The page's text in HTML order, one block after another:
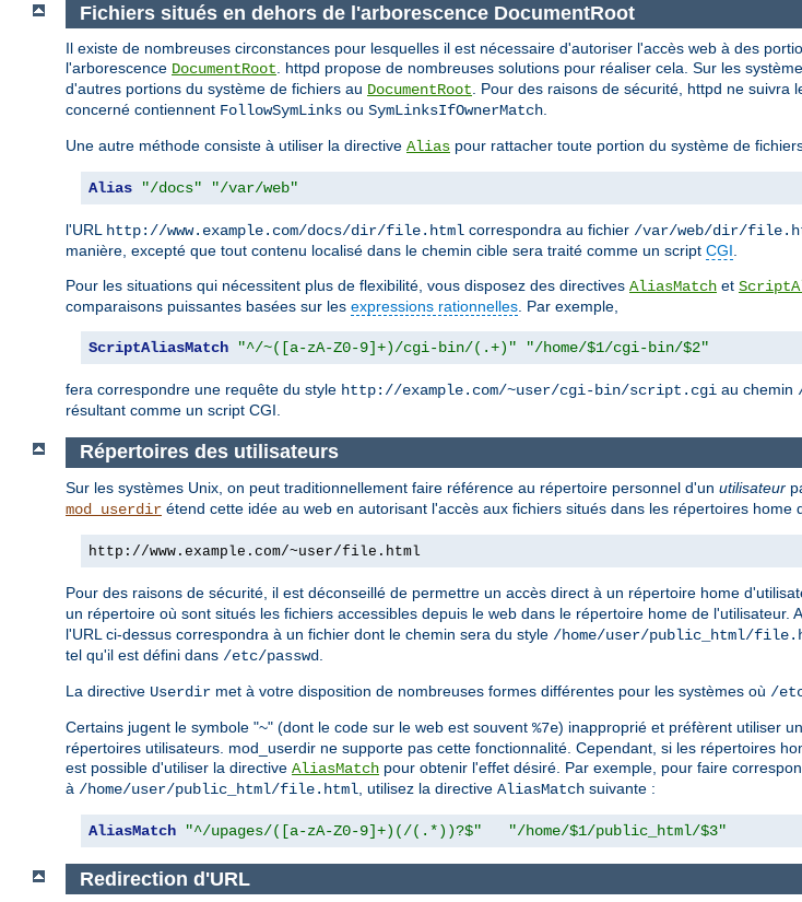
Fichiers situés en dehors de l'arborescence DocumentRoot
Il existe de nombreuses circonstances pour lesquelles il est nécessaire d'autoriser l'accès web à des
l'arborescence DocumentRoot. httpd propose de nombreuses solutions pour réaliser cela. Sur les
d'autres portions du système de fichiers au DocumentRoot. Pour des raisons de sécurité, httpd ne suivra
concerné contiennent FollowSymLinks ou SymLinksIfOwnerMatch.
Une autre méthode consiste à utiliser la directive Alias pour rattacher toute portion du système de
Alias "/docs" "/var/web"
l'URL http://www.example.com/docs/dir/file.html correspondra au fichier /var/web/dir/
manière, excepté que tout contenu localisé dans le chemin cible sera traité comme un script CGI.
Pour les situations qui nécessitent plus de flexibilité, vous disposez des directives AliasMatch et
comparaisons puissantes basées sur les expressions rationnelles. Par exemple,
ScriptAliasMatch "^/~([a-zA-Z0-9]+)/cgi-bin/(.+)" "/home/$1/cgi-bin/$2"
fera correspondre une requête du style http://example.com/~user/cgi-bin/script.cgi au chemin
résultant comme un script CGI.
Répertoires des utilisateurs
Sur les systèmes Unix, on peut traditionnellement faire référence au répertoire personnel d'un utilisateur
mod_userdir étend cette idée au web en autorisant l'accès aux fichiers situés dans les répertoires
http://www.example.com/~user/file.html
Pour des raisons de sécurité, il est déconseillé de permettre un accès direct à un répertoire home
un répertoire où sont situés les fichiers accessibles depuis le web dans le répertoire home de l'utilisateur.
l'URL ci-dessus correspondra à un fichier dont le chemin sera du style /home/user/public_html/
tel qu'il est défini dans /etc/passwd
La directive Userdir met à votre disposition de nombreuses formes différentes pour les systèmes où /
Certains jugent le symbole "~" (dont le code sur le web est souvent %7e) inapproprié et préfèrent utiliser
répertoires utilisateurs. mod_userdir ne supporte pas cette fonctionnalité. Cependant, si les répertoires
est possible d'utiliser la directive AliasMatch pour obtenir l'effet désiré. Par exemple, pour faire
à /home/user/public_html/file.html , utilisez la directive AliasMatch suivante :
AliasMatch "^/upages/([a-zA-Z0-9]+)(/(.*))?$" "/home/$1/public_html/$3"
Redirection d'URL